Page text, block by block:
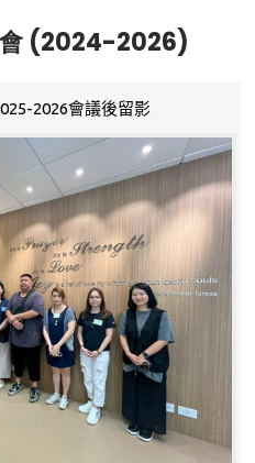
會 (2024-2026)
2026會議後留影